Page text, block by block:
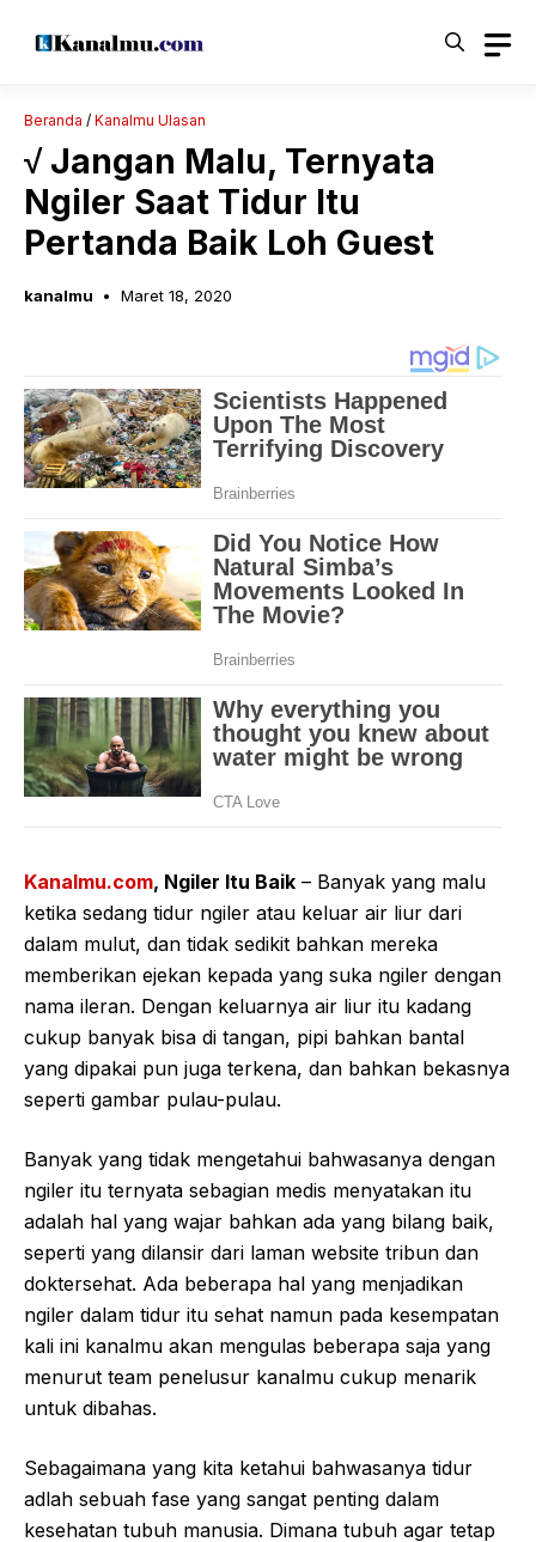
Beranda / Kanalmu Ulasan
√ Jangan Malu, Ternyata
Ngiler Saat Tidur Itu
Pertanda Baik Loh Guest
kanalmu Maret 18, 2020
Kanalmu.com, Ngiler Itu Baik – Banyak yang malu
ketika sedang tidur ngiler atau keluar air liur dari
dalam mulut, dan tidak sedikit bahkan mereka
memberikan ejekan kepada yang suka ngiler dengan
nama ileran. Dengan keluarnya air liur itu kadang
cukup banyak bisa di tangan, pipi bahkan bantal
yang dipakai pun juga terkena, dan bahkan bekasnya
seperti gambar pulau-pulau.
Banyak yang tidak mengetahui bahwasanya dengan
ngiler itu ternyata sebagian medis menyatakan itu
adalah hal yang wajar bahkan ada yang bilang baik,
seperti yang dilansir dari laman website tribun dan
doktersehat. Ada beberapa hal yang menjadikan
ngiler dalam tidur itu sehat namun pada kesempatan
kali ini kanalmu akan mengulas beberapa saja yang
menurut team penelusur kanalmu cukup menarik
untuk dibahas.
Sebagaimana yang kita ketahui bahwasanya tidur
adlah sebuah fase yang sangat penting dalam
kesehatan tubuh manusia. Dimana tubuh agar tetap